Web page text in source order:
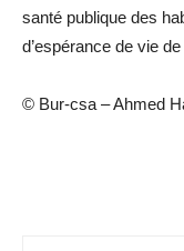
santé publique des
d’espérance de vie
© Bur-csa – Ahmed